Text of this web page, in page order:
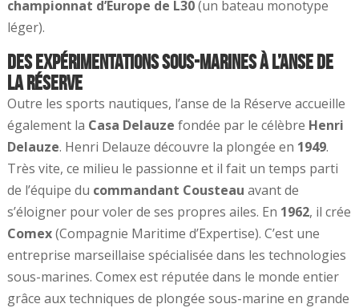
championnat d’Europe de L30(un bateau monotype
léger).
Des expérimentations sous-marines à l’anse de
la Réserve
Outre les sports nautiques, l’anse de la Réserve accueille
également la Casa Delauze fondée par le célèbre Henri
Delauze. Henri Delauze découvre la plongée en 1949.
Très vite, ce milieu le passionne et il fait un temps parti
de l’équipe du commandant Cousteau avant de
s’éloigner pour voler de ses propres ailes. En 1962, il crée
Comex(Compagnie Maritime d’Expertise). C’est une
entreprise marseillaise spécialisée dans les technologies
sous-marines. Comex est réputée dans le monde entier
grâce aux techniques de plongée sous-marine en grande